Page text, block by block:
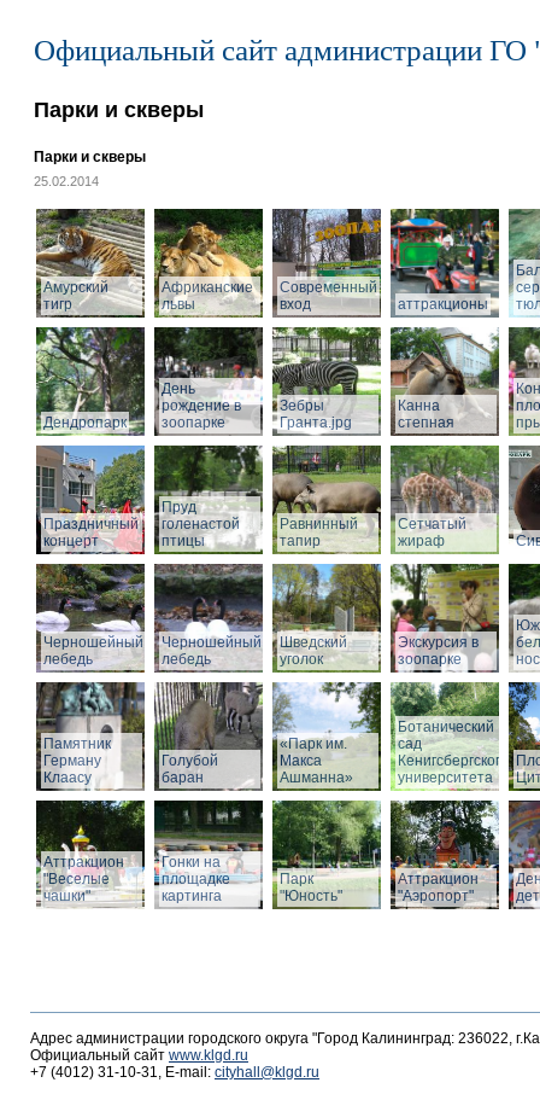
Официальный сайт администрации ГО
Парки и скверы
Парки и скверы
25.02.2014
Амурский
тигр
Африканские
львы
Современный
вход
аттракционы
Дендропарк
День
рождение в
зоопарке
Зебры
Гранта.jpg
Канна
степная
Праздничный
концерт
Пруд
голенастой
птицы
Равнинный
тапир
Сетчатый
жираф
Черношейный
лебедь
Черношейный
лебедь
Шведский
уголок
Экскурсия в
зоопарке
Памятник
Герману
Клаасу
Голубой
баран
«Парк им.
Макса
Ашманна»
Ботанический
сад
Кенигсбергского
университета
Аттракцион
"Веселые
чашки"
Гонки на
площадке
картинга
Парк
"Юность"
Аттракцион
"Аэропорт"
Адрес администрации городского округа "Город Калининград: 236022,
Официальный сайт www.klgd.ru
+7 (4012) 31-10-31, E-mail: cityhall@klgd.ru